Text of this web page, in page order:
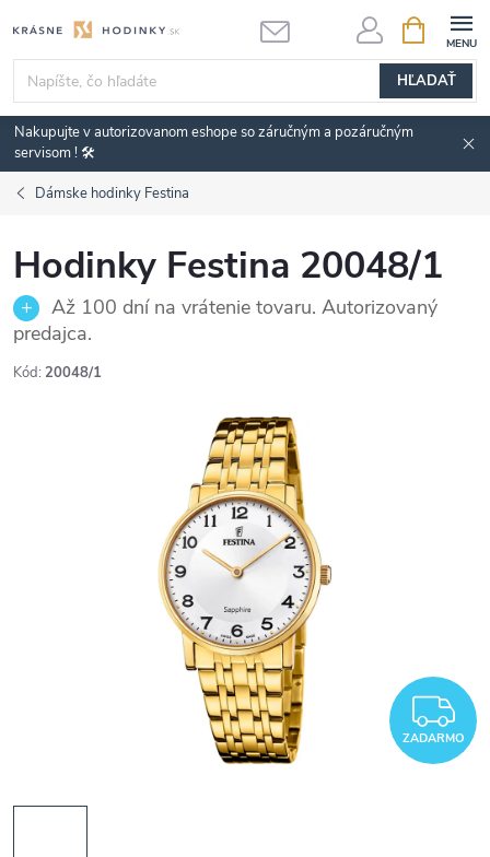
na
obsah
HĽADAŤ
KOŠÍK
Nakupujte v autorizovanom eshope so záručným a pozáručným
servisom ! 🛠️
Dámske hodinky Festina
Hodinky Festina 20048/1
Až 100 dní na vrátenie tovaru. Autorizovaný
predajca.
Kód: 20048/1
ZADARMO